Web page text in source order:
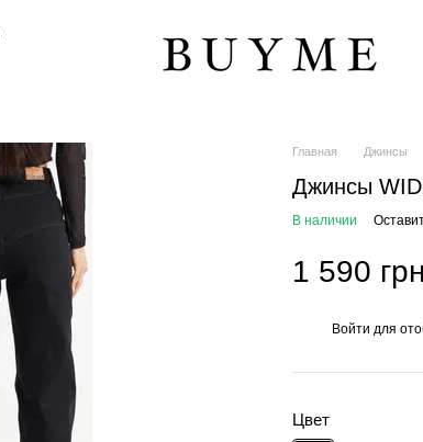
Главная Джинсы
Джинсы
В наличии
1 590 грн
Войти для
Цвет